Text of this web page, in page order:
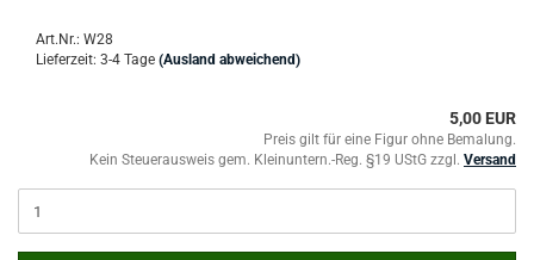
Art.Nr.: W28
Lieferzeit: 3-4 Tage (Ausland abweichend)
5,00 EUR
Preis gilt für eine Figur ohne Bemalung.
Kein Steuerausweis gem. Kleinuntern.-Reg. §19 UStG zzgl. Versand